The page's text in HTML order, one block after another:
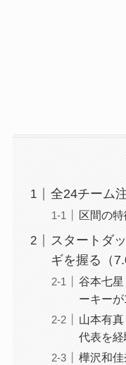
全24チーム
区間の
スタートダ
ギを握る（
谷本七
ーキー
山本有
代表を
樺沢和